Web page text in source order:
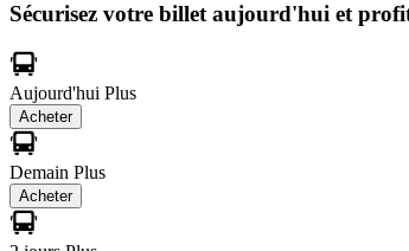
Sécurisez votre billet aujourd'hui et
Aujourd'hui Plus
Acheter
Demain Plus
Acheter